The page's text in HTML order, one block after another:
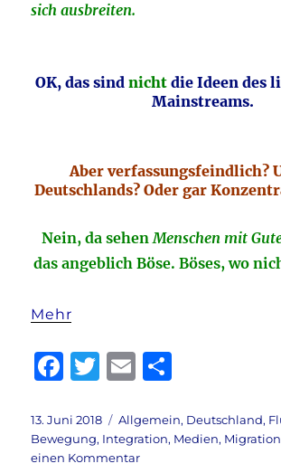
sich ausbreiten.
OK, das sind nicht die Ideen des
Mainstreams.
Aber verfassungsfeindlich?
Deutschlands? Oder gar
Nein, da sehenMenschen mit
das angeblich Böse. Böses, wo
Mehr
F
c
e
T
it
te
E
ai
l
le
n
Veröffentlicht
am
13. Juni 2018 Kategorien
Allgemein, Deutschland,
Bewegung, Integration, Medien, Migration
einen Kommentarzu